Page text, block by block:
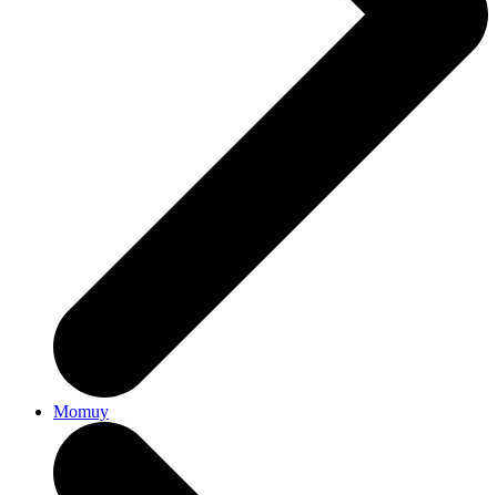
Momuy